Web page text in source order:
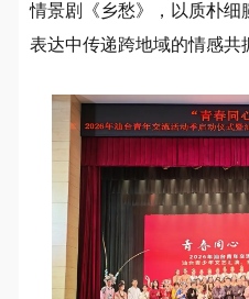
情景剧《乡愁》，以质朴
表达中传递跨地域的情感共